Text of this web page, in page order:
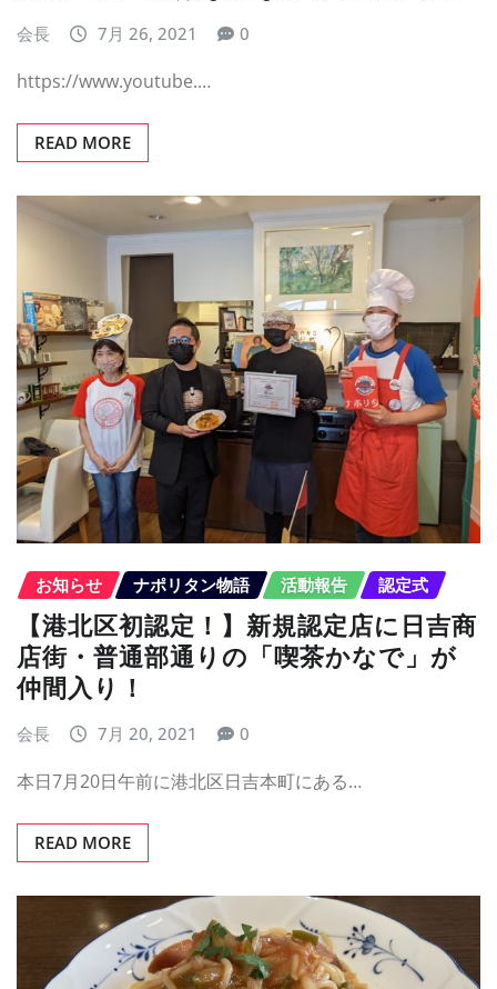
会長 7月 26, 2021 0
https://www.youtube.…
READ MORE
お知らせ ナポリタン物語 活動報告 認定式
【港北区初認定！】新規認定店に日吉商
店街・普通部通りの「喫茶かなで」が
仲間入り！
会長 7月 20, 2021 0
本日7月20日午前に港北区日吉本町にある…
READ MORE